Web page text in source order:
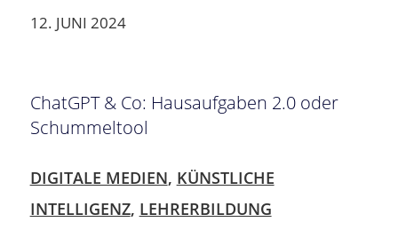
12. JUNI 2024
ChatGPT & Co: Hausaufgaben 2.0 oder
Schummeltool
DIGITALE MEDIEN, KÜNSTLICHE
INTELLIGENZ, LEHRERBILDUNG